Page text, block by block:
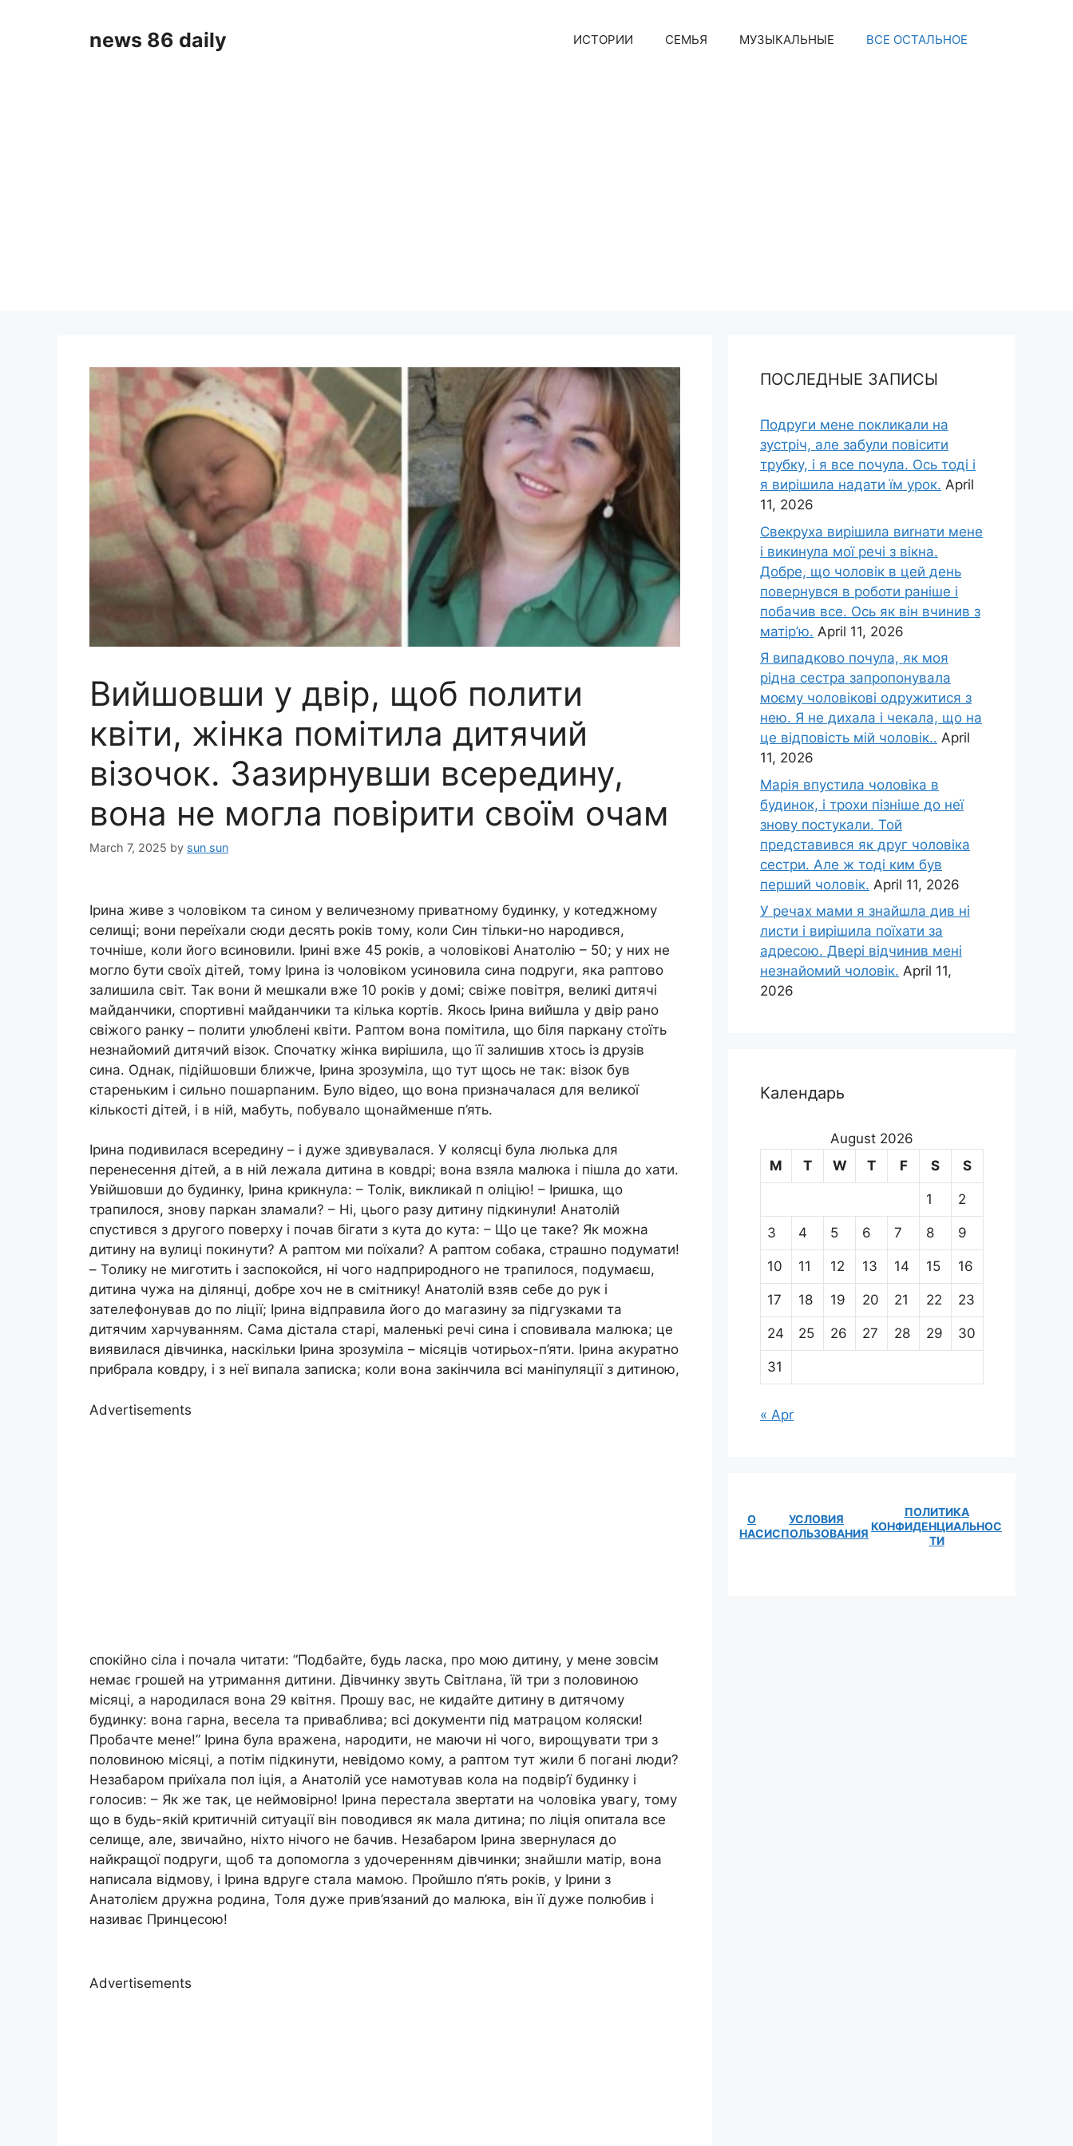
news 86 daily ИСТОРИИ СЕМЬЯ МУЗЫКАЛЬНЫЕ ВСЕ ОСТАЛЬНОЕ
Вийшовши у двір, щоб полити
квіти, жінка помітила дитячий
візочок. Зазирнувши всередину,
вона не могла повірити своїм очам
March 7, 2025 by sun sun
Ірина живе з чоловіком та сином у величезному приватному будинку, у котеджному
селищі; вони переїхали сюди десять років тому, коли Син тільки-но народився,
точніше, коли його всиновили. Ірині вже 45 років, а чоловікові Анатолію – 50; у них не
могло бути своїх дітей, тому Ірина із чоловіком усиновила сина подруги, яка раптово
залишила світ. Так вони й мешкали вже 10 років у домі; свіже повітря, великі дитячі
майданчики, спортивні майданчики та кілька кортів. Якось Ірина вийшла у двір рано
свіжого ранку – полити улюблені квіти. Раптом вона помітила, що біля паркану стоїть
незнайомий дитячий візок. Спочатку жінка вирішила, що її залишив хтось із друзів
сина. Однак, підійшовши ближче, Ірина зрозуміла, що тут щось не так: візок був
стареньким і сильно пошарпаним. Було відео, що вона призначалася для великої
кількості дітей, і в ній, мабуть, побувало щонайменше п’ять.
Ірина подивилася всередину – і дуже здивувалася. У колясці була люлька для
перенесення дітей, а в ній лежала дитина в ковдрі; вона взяла малюка і пішла до хати.
Увійшовши до будинку, Ірина крикнула: – Толік, викликай п оліцію! – Іришка, що
трапилося, знову паркан зламали? – Ні, цього разу дитину підкинули! Анатолій
спустився з другого поверху і почав бігати з кута до кута: – Що це таке? Як можна
дитину на вулиці покинути? А раптом ми поїхали? А раптом собака, страшно подумати!
– Толику не миготить і заспокойся, ні чого надприродного не трапилося, подумаєш,
дитина чужа на ділянці, добре хоч не в смітнику! Анатолій взяв себе до рук і
зателефонував до по ліції; Ірина відправила його до магазину за підгузками та
дитячим харчуванням. Сама дістала старі, маленькі речі сина і сповивала малюка; це
виявилася дівчинка, наскільки Ірина зрозуміла – місяців чотирьох-п’яти. Ірина акуратно
прибрала ковдру, і з неї випала записка; коли вона закінчила всі маніпуляції з дитиною,
Advertisements
спокійно сіла і почала читати: ”Подбайте, будь ласка, про мою дитину, у мене зовсім
немає грошей на утримання дитини. Дівчинку звуть Світлана, їй три з половиною
місяці, а народилася вона 29 квітня. Прошу вас, не кидайте дитину в дитячому
будинку: вона гарна, весела та приваблива; всі документи під матрацом коляски!
Пробачте мене!” Ірина була вражена, народити, не маючи ні чого, вирощувати три з
половиною місяці, а потім підкинути, невідомо кому, а раптом тут жили б погані люди?
Незабаром приїхала пол іція, а Анатолій усе намотував кола на подвір’ї будинку і
голосив: – Як же так, це неймовірно! Ірина перестала звертати на чоловіка увагу, тому
що в будь-якій критичній ситуації він поводився як мала дитина; по ліція опитала все
селище, але, звичайно, ніхто нічого не бачив. Незабаром Ірина звернулася до
найкращої подруги, щоб та допомогла з удочеренням дівчинки; знайшли матір, вона
написала відмову, і Ірина вдруге стала мамою. Пройшло п’ять років, у Ірини з
Анатолієм дружна родина, Толя дуже прив’язаний до малюка, він її дуже полюбив і
називає Принцесою!
Advertisements
ПОСЛЕДНЫЕ ЗАПИСЫ
Подруги мене покликали на
зустріч, але забули повісити
трубку, і я все почула. Ось тоді і
я вирішила надати їм урок. April
11, 2026
Свекруха вирішила виrнати мене
і викинула мої речі з вікна.
Добре, що чоловік в цей день
повернувся в роботи раніше і
побачив все. Ось як він вчинив з
матір’ю. April 11, 2026
Я випадково почула, як моя
рідна сестра запропонувала
моєму чоловікові одружитися з
нею. Я не дихала і чекала, що на
це відповість мій чоловік.. April
11, 2026
Марія впустила чоловіка в
будинок, і трохи пізніше до неї
знову постукали. Той
представився як друг чоловіка
сестри. Але ж тоді ким був
перший чоловік. April 11, 2026
У речах мами я знайшла див ні
листи і вирішила поїхати за
адресою. Двері відчинив мені
незнайомий чоловік. April 11,
2026
Календарь
August 2026
M
T W T F S S
1 2
3 4 5 6 7 8 9
10 11 12 13 14 15 16
17 18 19 20 21 22 23
24 25 26 27 28 29 30
31
« Apr
О
НАС
УСЛОВИЯ
ИСПОЛЬЗОВАНИЯ
ПОЛИТИКА
КОНФИДЕНЦИАЛЬНОС
ТИ